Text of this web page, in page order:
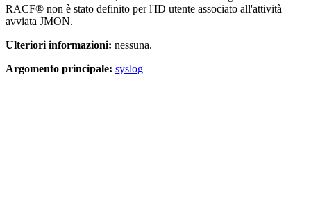
RACF® non è stato definito per l'ID utente associato all'attività
avviata JMON.
Ulteriori informazioni: nessuna.
Argomento principale: syslog